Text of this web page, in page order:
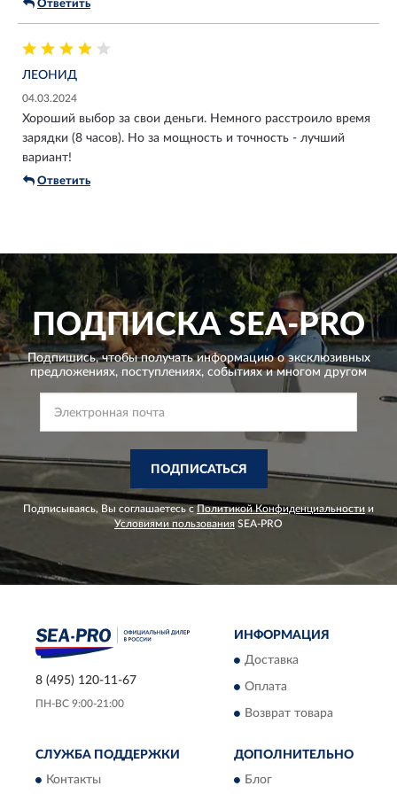
Ответить
ЛЕОНИД
04.03.2024
Хороший выбор за свои деньги. Немного расстроило время
зарядки (8 часов). Но за мощность и точность - лучший
вариант!
Ответить
ПОДПИСКАSEA-PRO
Подпишись, чтобы получать информацию о эксклюзивных
предложениях, поступлениях, событиях и многом другом
ПОДПИСАТЬСЯ
Подписываясь, Вы соглашаетесь сПолитикой Конфиденциальности и
Условиями пользования SEA-PRO
8 (495) 120-11-67
ПН-ВС 9:00-21:00
ИНФОРМАЦИЯ
Доставка
Оплата
Возврат товара
СЛУЖБА ПОДДЕРЖКИ
Контакты
ДОПОЛНИТЕЛЬНО
Блог